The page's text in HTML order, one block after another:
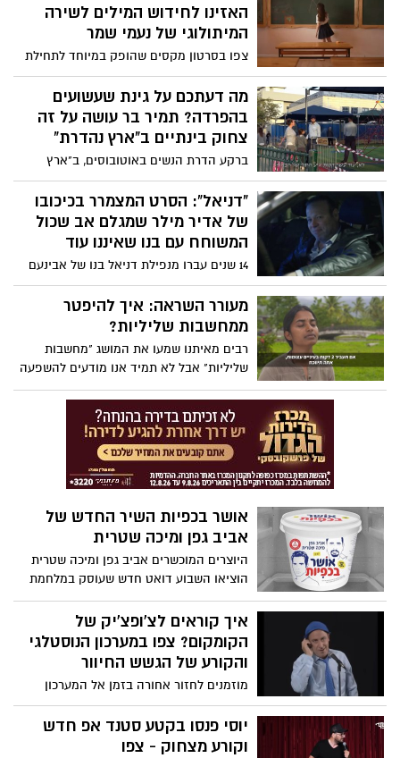
האזינו לחידוש המילים לשירה
המיתולוגי של נעמי שמר
צפו בסרטון מקסים שהופק במיוחד לתחילת
שנת הלימודים עם מסר לחזק את צוותי
החינוך ולהזכיר ששנת הלימודים הקרובה
צריכה לעסוק בלימוד ערכים ליברלים,
דמוקרטים והומניסטים ובחינוך לשוויון
וסובלנות. שנת לימודים טובה ומוצלחת גם
לכל התלמידים והתלמידות ולצוותי ההוראה
מה דעתכם על גינת שעשועים
בהפרדה? תמיר בר עושה על זה
צחוק בינתיים ב"ארץ נהדרת"
ברקע הדרת הנשים באוטובוסים, ב"ארץ
נהדרת" של קשת 12 יצרו מערכון שעושה צחוק
מהמצב בכיכובו של תמיר בר שמגלם דמות
של פקח שכל תפקידו לוודא שההפרדה בגן
השעשועים ממומשת: "אדם וחווה היו ביחד
היום היינו בגן עדן". צפו
"דניאל": הסרט המצמרר בכיכובו
של אדיר מילר שמגלם אב שכול
המשוחח עם בנו שאיננו עוד
14 שנים עברו מנפילת דניאל בנו של אבינעם
שירן בקרב, והאב השכול לא הצליח להביא
את עצמו למחוק את מספר הטלפון של בנו
המת. יום אחד, כשהטלפון החכם הציע לו
הרגע הטכנולוגי הקר הפך לסיפור ואז לסרט
קצר שביים נוני גפן בכיכובו של אדיר מילר
וששודר בקשת 12. בפוסט שפרסם בפייסבוק,
אדיר מילר משתף: "לעשות סרט כזה זו מצווה
בשבילי!". צפו
מעורר השראה: איך להיפטר
ממחשבות שליליות?
רבים מאיתנו שמעו את המושג "מחשבות
שליליות" אבל לא תמיד אנו מודעים להשפעה
ולהשלכות שלהן על חווית החיים שלנו. ובכל
זאת, האם ניתן להיפטר מהן, או שמא יש
עלינו להסתכל בצורה שונה על תהליך
החשיבה שמתנהל בראש שלנו כדי לחיות חיים
שלווים ומהנים יותר? צפו בדבריו המרתקים
של סדגורו
אושר בכפיות השיר החדש של
אביב גפן ומיכה שטרית
היוצרים המוכשרים אביב גפן ומיכה שטרית
הוציאו השבוע דואט חדש שעוסק במלחמת
ההישרדות היומיומית של האזרח הקטן
במציאות הקשה בישראל. גפן כתב, הלחין,
עיבד והפיק מוזיקלית את השיר. האזינו
איך קוראים לצ'ופצ'יק של
הקומקום? צפו במערכון הנוסטלגי
והקורע של הגשש החיוור
מוזמנים לחזור אחורה בזמן אל המערכון
הנוסטלגי הקצר והקורע מצחוק לש הגששים.
צפו
יוסי פנסו בקטע סטנד אפ חדש
וקורע מצחוק - צפו